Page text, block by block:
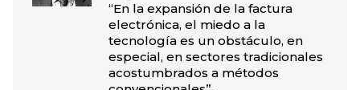
“En la expansión de la factura
electrónica, el miedo a la
tecnología es un obstáculo, en
especial, en sectores tradicionales
acostumbrados a métodos